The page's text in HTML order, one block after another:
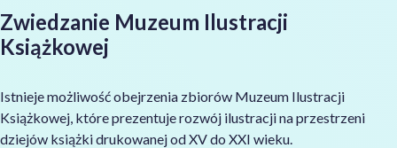
Zwiedzanie Muzeum Ilustracji
Książkowej
Istnieje możliwość obejrzenia zbiorów Muzeum Ilustracji
Książkowej, które prezentuje rozwój ilustracji na przestrzeni
dziejów książki drukowanej od XV do XXI wieku.